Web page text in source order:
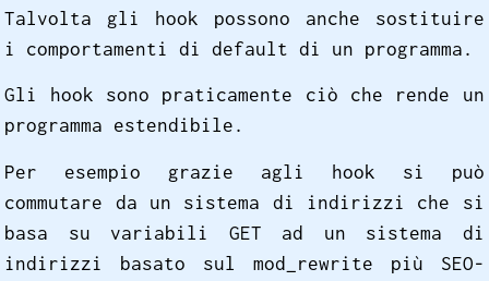
Talvolta gli hook possono anche sostituire
i comportamenti di default di un programma.
Gli hook sono praticamente ciò che rende un
programma estendibile.
Per esempio grazie agli hook si può
commutare da un sistema di indirizzi che si
basa su variabili GET ad un sistema di
indirizzi basato sul mod_rewrite più SEO-